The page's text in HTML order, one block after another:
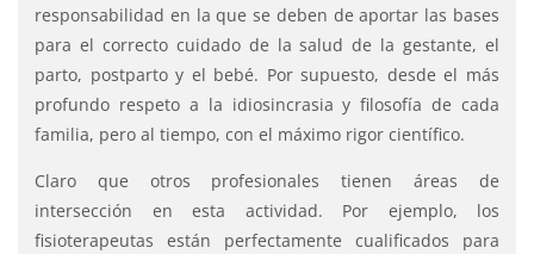
responsabilidad en la que se deben de aportar las bases
para el correcto cuidado de la salud de la gestante, el
parto, postparto y el bebé. Por supuesto, desde el más
profundo respeto a la idiosincrasia y filosofía de cada
familia, pero al tiempo, con el máximo rigor científico.
Claro que otros profesionales tienen áreas de
intersección en esta actividad. Por ejemplo, los
fisioterapeutas están perfectamente cualificados para